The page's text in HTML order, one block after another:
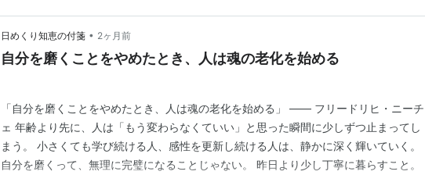
日めくり知恵の付箋 • 2ヶ月前
自分を磨くことをやめたとき、人は魂の老化を始める
​「自分を磨くことをやめたとき、人は魂の老化を始める」 —— フリードリヒ・ニーチ
ェ 年齢より先に、人は「もう変わらなくていい」と思った瞬間に少しずつ止まってし
まう。 小さくても学び続ける人、感性を更新し続ける人は、静かに深く輝いていく。
自分を磨くって、無理に完璧になることじゃない。 昨日より少し丁寧に暮らすこと。